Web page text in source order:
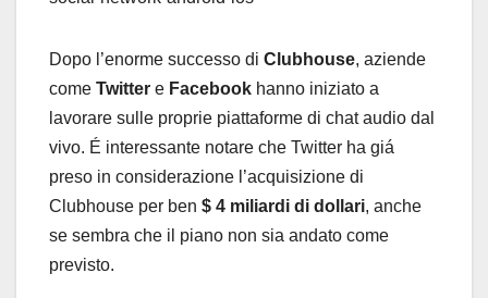
Dopo l’enorme successo di Clubhouse, aziende
come Twitter e Facebook hanno iniziato a
lavorare sulle proprie piattaforme di chat audio dal
vivo. É interessante notare che Twitter ha giá
preso in considerazione l’acquisizione di
Clubhouse per ben $ 4 miliardi di dollari, anche
se sembra che il piano non sia andato come
previsto.